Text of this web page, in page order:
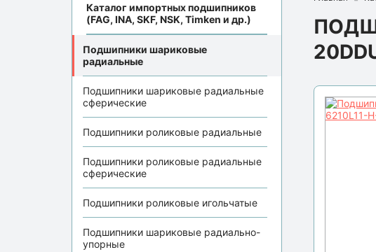
Каталог импортных подшипников
(FAG, INA, SKF, NSK, Timken и др.)
Подшипники шариковые
радиальные
Подшипники шариковые радиальные
сферические
Подшипники роликовые радиальные
Подшипники роликовые радиальные
сферические
Подшипники роликовые игольчатые
Подшипники шариковые радиально-
упорные